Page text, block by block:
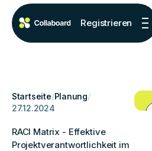
Registrieren
Startseite/Planung/
27.12.2024
RACI Matrix - Effektive
Projektverantwortlichkeit im